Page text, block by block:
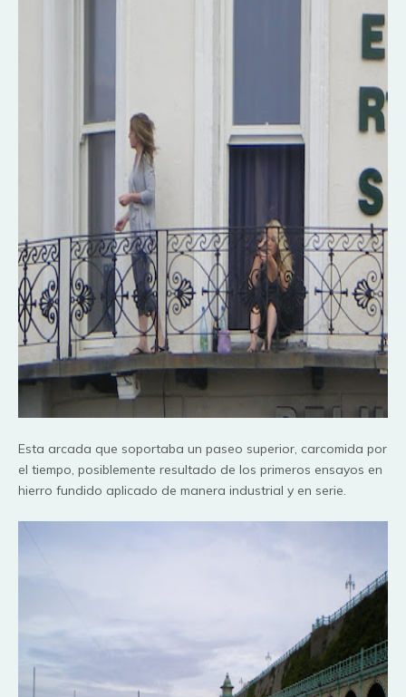
Esta arcada que soportaba un paseo superior, carcomida por
el tiempo, posiblemente resultado de los primeros ensayos en
hierro fundido aplicado de manera industrial y en serie.